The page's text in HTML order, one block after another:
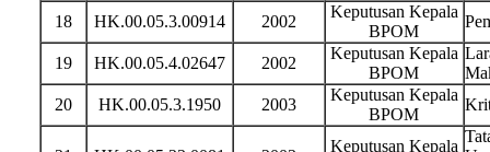
18 HK.00.05.3.00914 2002
Keputusan Kepala
BPOM
19 HK.00.05.4.02647 2002
Keputusan Kepala
BPOM
20
HK.00.05.3.1950 2003
Keputusan Kepala
BPOM
Keputusan Kepala